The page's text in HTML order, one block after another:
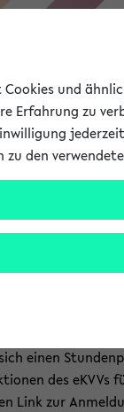
Forschung
mehrere
einen
des eKVVs
Link zur
Cookies und
Erfahrung zu
den